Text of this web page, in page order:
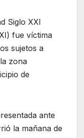
Siglo XXI
fue víctima
sujetos a
zona
de
ante
la mañana de